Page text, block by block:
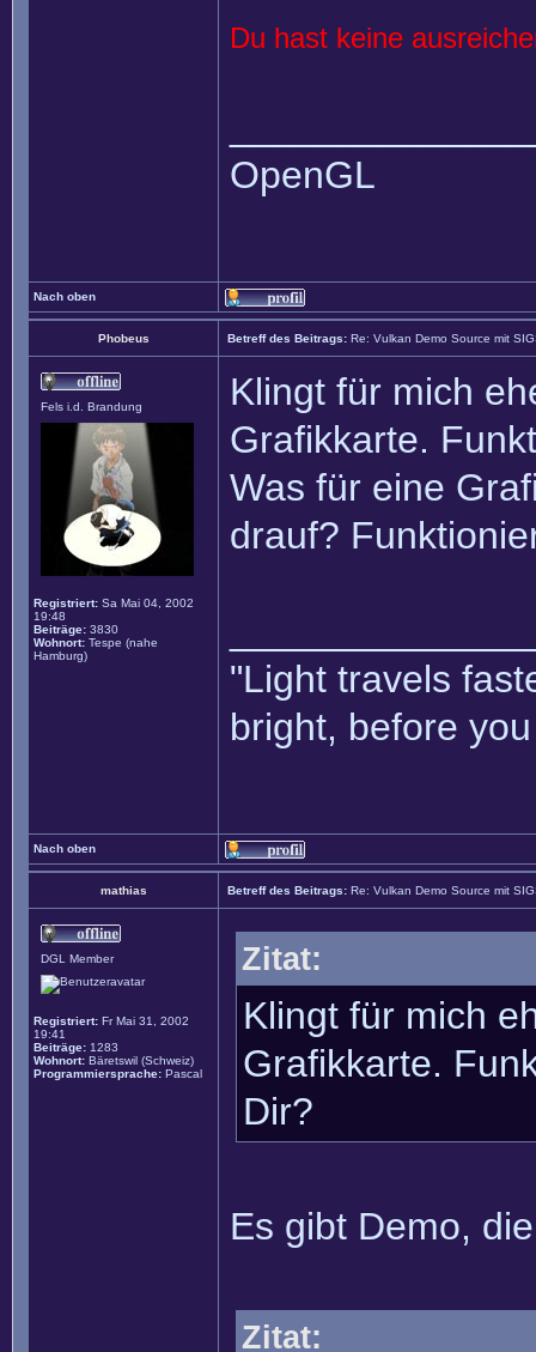
Du hast keine
OpenGL
Nach oben
Phobeus Betreff des Beitrags: Re: Vulkan Demo Source mit
Fels i.d. Brandung
Registriert: Sa Mai 04, 2002
19:48
Beiträge: 3830
Wohnort: Tespe (nahe
Hamburg)
Klingt für mich
Grafikkarte.
Was für eine
drauf?
"Light travels
bright, before
Nach oben
mathias Betreff des Beitrags: Re: Vulkan Demo Source mit
DGL Member
Registriert: Fr Mai 31, 2002
19:41
Beiträge: 1283
Wohnort: Bäretswil (Schweiz)
Programmiersprache: Pascal
Zitat:
Klingt für mich
Grafikkarte.
Dir?
Es gibt Demo,
Zitat: